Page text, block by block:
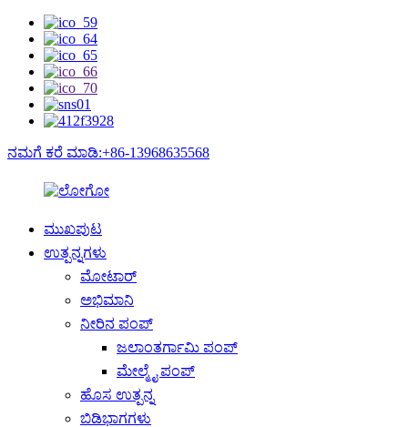
ನಮಗೆ ಕರೆ ಮಾಡಿ:+86-13968635568
ಮುಖಪುಟ
ಉತ್ಪನ್ನಗಳು
ಮೋಟಾರ್
ಅಭಿಮಾನಿ
ನೀರಿನ ಪಂಪ್
ಜಲಾಂತರ್ಗಾಮಿ ಪಂಪ್
ಮೇಲ್ಮೈ ಪಂಪ್
ಹೊಸ ಉತ್ಪನ್ನ
ಬಿಡಿಭಾಗಗಳು